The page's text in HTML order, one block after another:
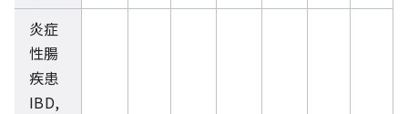
炎症
性腸
疾患
IBD,